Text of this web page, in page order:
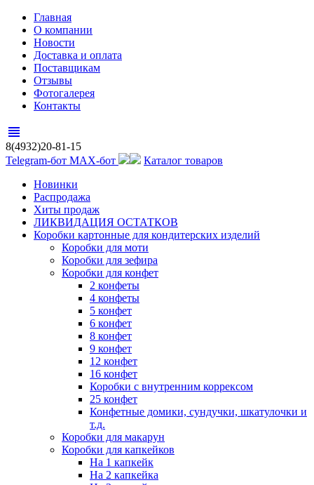
Главная
О компании
Новости
Доставка и оплата
Поставщикам
Отзывы
Фотогалерея
Контакты
view_headline
8(4932)20-81-15
Telegram-бот MAX-бот
Каталог товаров
Новинки
Распродажа
Хиты продаж
ЛИКВИДАЦИЯ ОСТАТКОВ
Коробки картонные для кондитерских изделий
Коробки для моти
Коробки для зефира
Коробки для конфет
2 конфеты
4 конфеты
5 конфет
6 конфет
8 конфет
9 конфет
12 конфет
16 конфет
Коробки с внутренним коррексом
25 конфет
Конфетные домики, сундучки, шкатулочки и
т.д.
Коробки для макарун
Коробки для капкейков
На 1 капкейк
На 2 капкейка